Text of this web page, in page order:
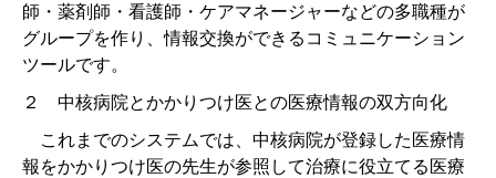
師・薬剤師・看護師・ケアマネージャーなどの多職種が
グループを作り、情報交換ができるコミュニケーション
ツールです。
２ 中核病院とかかりつけ医との医療情報の双方向化
これまでのシステムでは、中核病院が登録した医療情
報をかかりつけ医の先生が参照して治療に役立てる医療